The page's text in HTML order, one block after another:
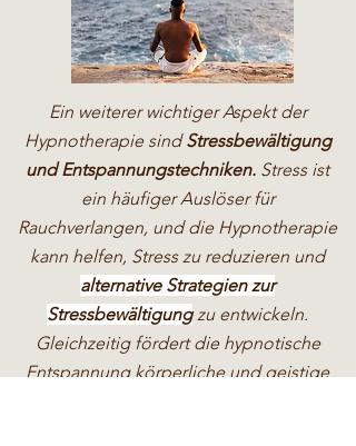
Ein weiterer wichtiger Aspekt der
Hypnotherapie sindStressbewältigung
und Entspannungstechniken. Stress ist
ein häufiger Auslöser für
Rauchverlangen, und die Hypnotherapie
kann helfen, Stress zu reduzieren und
alternative Strategien zur
Stressbewältigungzu entwickeln.
Gleichzeitig fördert die hypnotische
Entspannung körperliche und geistige